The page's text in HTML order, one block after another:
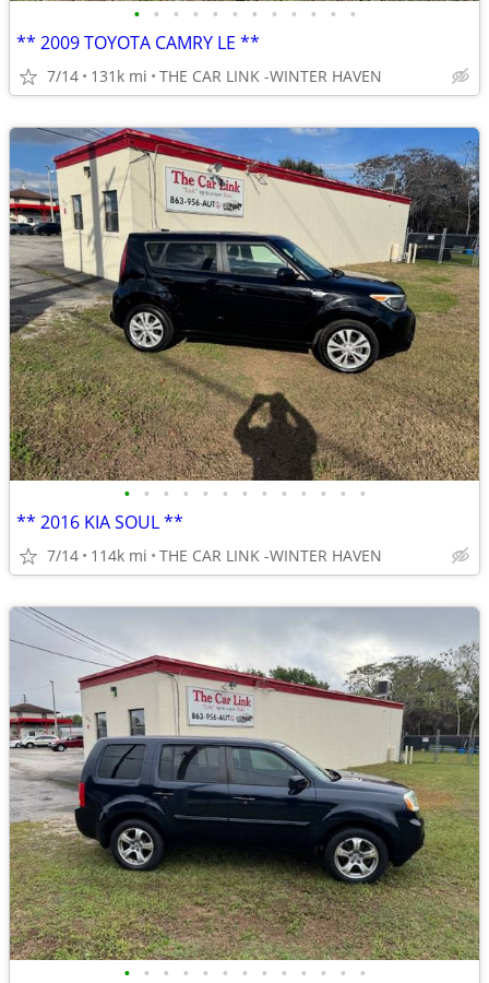
• • • • • • • • • • • •
** 2009 TOYOTA CAMRY LE **
7/14 131k mi THE CAR LINK -WINTER HAVEN
• • • • • • • • • • • • •
** 2016 KIA SOUL **
7/14 114k mi THE CAR LINK -WINTER HAVEN
• • • • • • • • • • • • •